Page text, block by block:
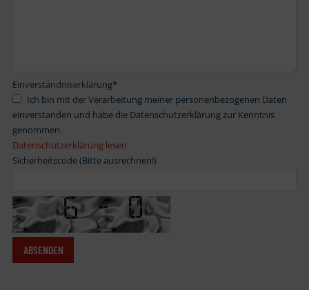
Einverständniserklärung*
einverstanden und habe die Datenschutzerklärung zur Kenntnis
genommen.
Datenschutzerklärung lesen
Sicherheitscode (Bitte ausrechnen!)